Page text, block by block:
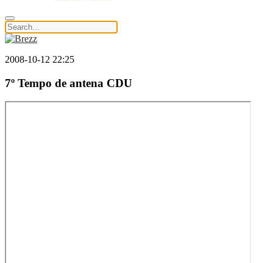
2008-10-12 22:25
7º Tempo de antena CDU